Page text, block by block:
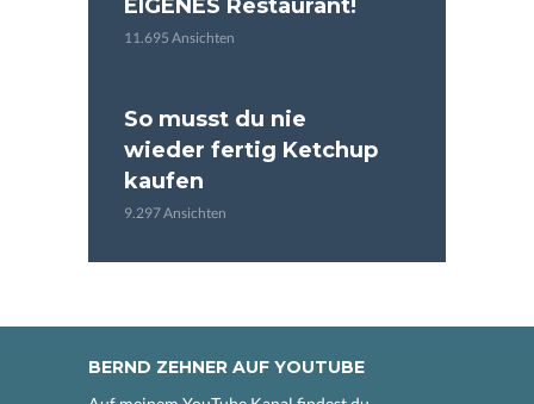
EIGENES Restaurant!
11.695 Ansichten
So musst du nie
wieder fertig Ketchup
kaufen
9.297 Ansichten
BERND ZEHNER AUF YOUTUBE